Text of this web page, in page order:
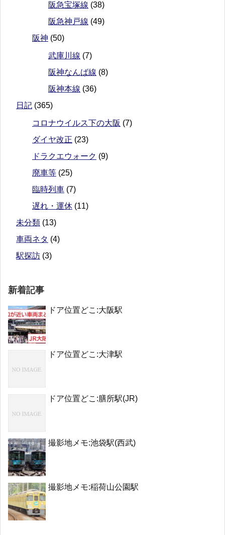
阪急宝塚線 (38)
阪急神戸線 (49)
阪神 (50)
武庫川線 (7)
阪神なんば線 (8)
阪神本線 (36)
日記 (365)
コロナウイルス下の大阪 (7)
ダイヤ改正 (23)
ドラクエウォーク (9)
廃車等 (25)
臨時列車 (7)
遅れ・運休 (11)
未分類 (13)
車両ネタ (4)
駅探訪 (3)
新着記事
ドア位置どこ:大阪駅
ドア位置どこ:大津駅
ドア位置どこ:膳所駅(JR)
撮影地メモ:池袋駅(西武)
撮影地メモ:稲荷山公園駅